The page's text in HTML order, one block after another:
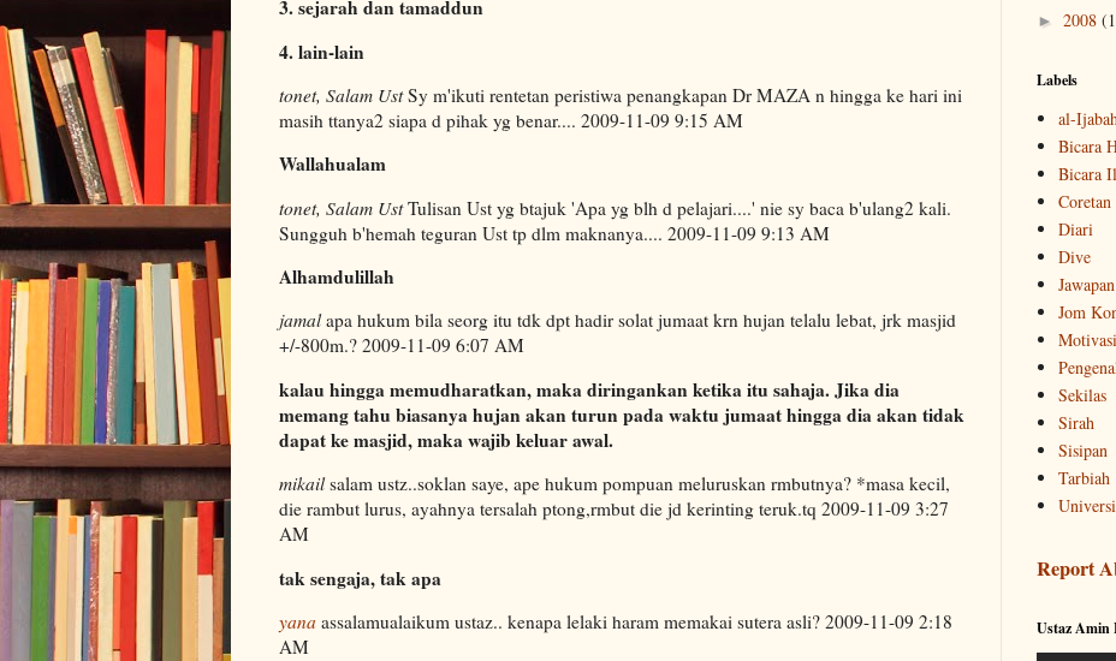
3. sejarah dan tamaddun
4. lain-lain
tonet, Salam UstSy m'ikuti rentetan peristiwa penangkapan Dr MAZA n hingga ke hari ini
masih ttanya2 siapa d pihak yg benar.... 2009-11-09 9:15 AM
Wallahualam
tonet, Salam UstTulisan Ust yg btajuk 'Apa yg blh d pelajari....' nie sy baca b'ulang2 kali.
Sungguh b'hemah teguran Ust tp dlm maknanya.... 2009-11-09 9:13 AM
Alhamdulillah
jamalapa hukum bila seorg itu tdk dpt hadir solat jumaat krn hujan telalu lebat, jrk masjid
+/-800m.? 2009-11-09 6:07 AM
kalau hingga memudharatkan, maka diringankan ketika itu sahaja. Jika dia
memang tahu biasanya hujan akan turun pada waktu jumaat hingga dia akan tidak
dapat ke masjid, maka wajib keluar awal.
mikailsalam ustz..soklan saye, ape hukum pompuan meluruskan rmbutnya? *masa kecil,
die rambut lurus, ayahnya tersalah ptong,rmbut die jd kerinting teruk.tq 2009-11-09 3:27
AM
tak sengaja, tak apa
yana assalamualaikum ustaz.. kenapa lelaki haram memakai sutera asli? 2009-11-09 2:18
AM
► 2008
Labels
al-Ijabah
Bicara
Bicara
Coretan
Diari
Dive
Jom
Motivasi
Sekilas
Sirah
Sisipan
Tarbiah
Report
Ustaz Amin